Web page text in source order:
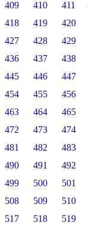
409
410 411
418
419 420
427
428 429
436
437 438
445
446 447
454
455 456
463
464 465
472
473 474
481
482 483
490
491 492
499
500 501
508
509 510
517
518 519